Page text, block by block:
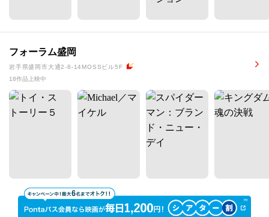
フォーラム盛岡
岩手県盛岡市大通2-8-14MOSSビル5F
18作品上映中